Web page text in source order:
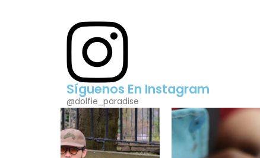
Síguenos En Instagram
@dolfie_paradise